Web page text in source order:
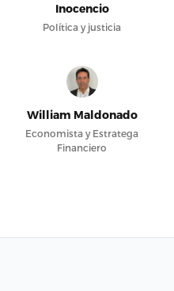
Inocencio
Política y justicia
William Maldonado
Economista y Estratega
Financiero